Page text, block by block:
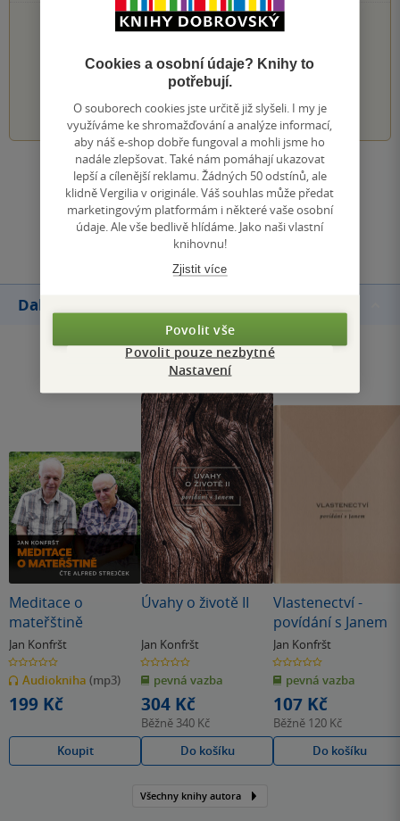
PŘIDEJTE SVÉ HODNOCENÍ KNIHY
2 4
Zobrazit všechna hodnocení
Přidat hodnocení
Další knihy autora
Meditace o
mateřštině
Jan Konfršt
0.0
z
5
hvězdiček
Audiokniha (mp3)
199 Kč
Koupit
Úvahy o životě II
Jan Konfršt
0.0
z
5
hvězdiček
pevná vazba
304 Kč
Běžně 340 Kč
Do košíku
Vlastenectví -
povídání s Janem
Jan Konfršt
0.0
z
5
hvězdiček
pevná vazba
107 Kč
Běžně 120 Kč
Do košíku
Všechny knihy autora
Cookies a osobní údaje? Knihy to
potřebují.
O souborech cookies jste určitě již slyšeli. I my je
využíváme ke shromažďování a analýze informací,
aby náš e-shop dobře fungoval a mohli jsme ho
nadále zlepšovat. Také nám pomáhají ukazovat
lepší a cílenější reklamu. Žádných 50 odstínů, ale
klidně Vergilia v originále. Váš souhlas může předat
marketingovým platformám i některé vaše osobní
údaje. Ale vše bedlivě hlídáme. Jako naši vlastní
knihovnu!
Zjistit více
Povolit vše
Povolit pouze nezbytné
Nastavení